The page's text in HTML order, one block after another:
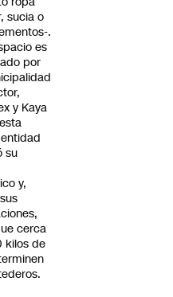
sucia o
.
es
por
y Kaya
su
y,
cerca
kilos de